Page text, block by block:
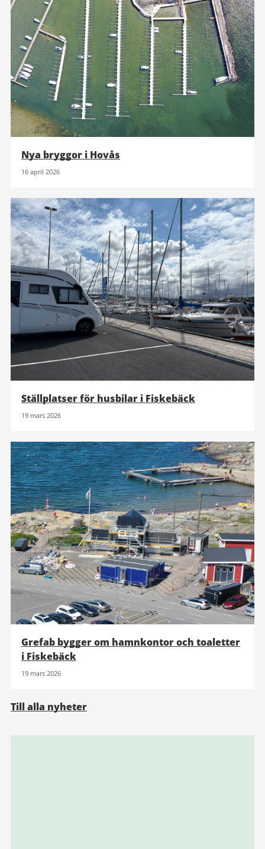
Nya bryggor i Hovås
16 april 2026
Ställplatser för husbilar i Fiskebäck
19 mars 2026
Grefab bygger om hamnkontor och toaletter
i Fiskebäck
19 mars 2026
Till alla nyheter